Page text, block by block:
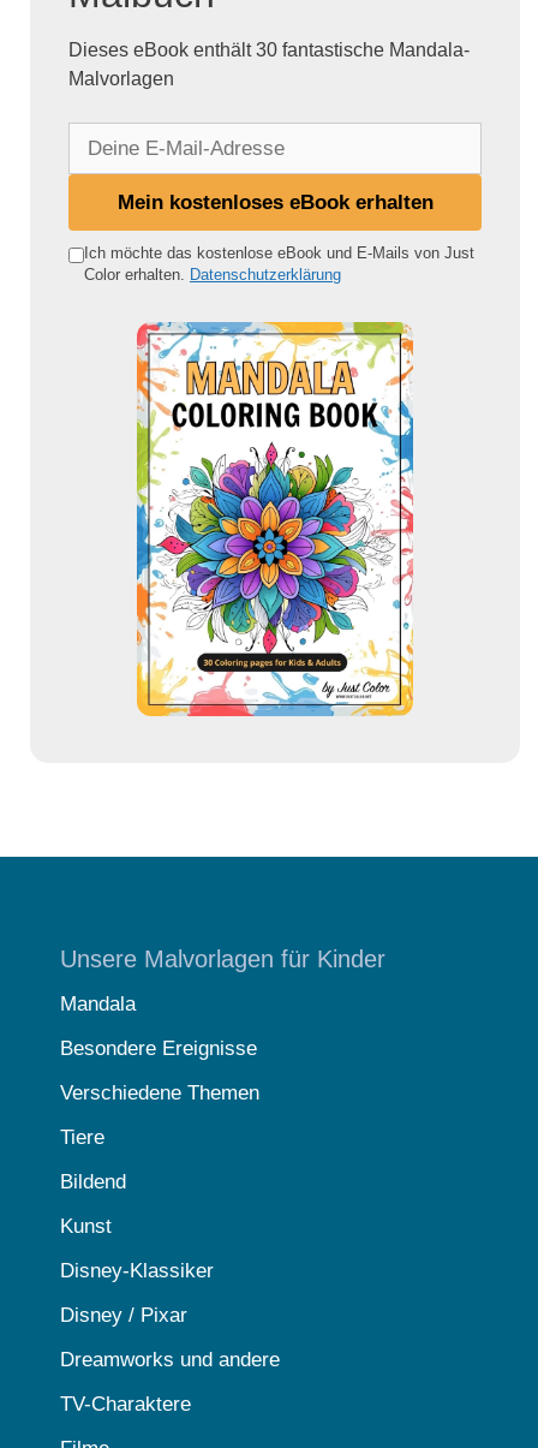
Dieses eBook enthält 30 fantastische Mandala-
Malvorlagen
e
Mein kostenloses eBook erhalten
Ich möchte das kostenlose eBook und E-Mails von Just
Color erhalten. Datenschutzerklärung
Unsere Malvorlagen für Kinder
Mandala
Besondere Ereignisse
Verschiedene Themen
Tiere
Bildend
Kunst
Disney-Klassiker
Disney / Pixar
Dreamworks und andere
TV-Charaktere